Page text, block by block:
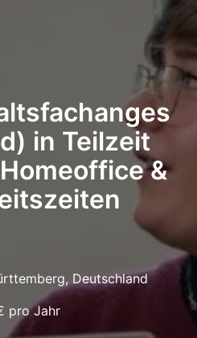
in Teilzeit
&
, Deutschland
pro Jahr